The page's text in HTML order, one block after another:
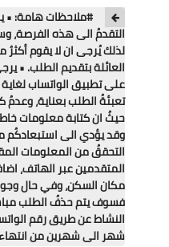
#ملاحظات هامة:
التقدمُ الى هذه الفرصة،
لذلك يُرجى ان لا يقوم
العائلة بتقديم الطلب. •
على تطبيق الواتساب
تعبئةُ الطلب بعناية، وعدمُ
حيثُ ان كتابة معلومات
وقد يؤدي الى استبعادكُم
التحققُ من المعلومات
المتقدمين عبر الهاتف،
مكان السكن، وفي حال
فسوف يتم حذفُ الطلب
النشاط عن طريق رقم
شهر الى شهرين من